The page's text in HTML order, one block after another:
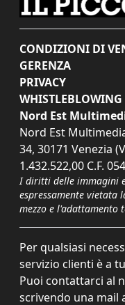
CONDIZIONI DI
GERENZA
PRIVACY
WHISTLEBLOWING
Nord Est
Nord Est
34, 30171 Venezia
1.432.522,00 C.F.
I diritti delle immagini
espressamente vietata
mezzo e l'adattamento
Per qualsiasi
servizio clienti è a
Puoi contattarci al
scrivendo una mail